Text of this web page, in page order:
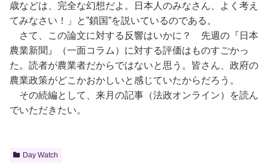
歳などは、完全な幻想だよ。日本人のみなさん、よく考え
てみなさい！」と”鎖国”を説いているのである。
さて、この論文に対する反響はいかに？ 先週の『日本
農業新聞』（一面コラム）に対する評価はものすごかっ
た。読者が農業者だからではないと思う。皆さん、政府の
農業政策がどこかおかしいと感じていたからだろう。
その続編として、来月の記事（法政オンライン）を読ん
でいただきたい。
Day Watch